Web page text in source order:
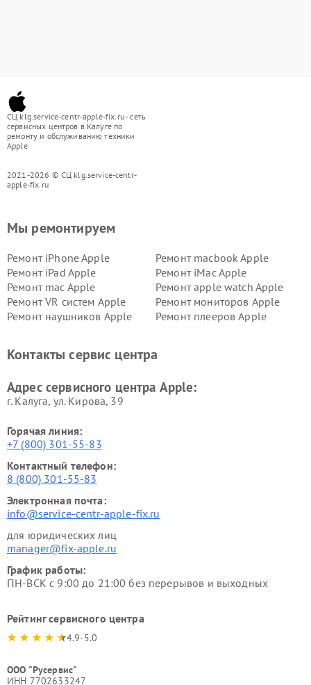
СЦ klg.service-centr-apple-fix.ru - сеть
сервисных центров в Калуге по
ремонту и обслуживанию техники
Apple
2021-2026 © СЦ klg.service-centr-
apple-fix.ru
Мы ремонтируем
Ремонт iPhone Apple
Ремонт macbook Apple
Ремонт iPad Apple
Ремонт iMac Apple
Ремонт mac Apple
Ремонт apple watch Apple
Ремонт VR систем Apple
Ремонт мониторов Apple
Ремонт наушников Apple
Ремонт плееров Apple
Контакты сервис центра
Адрес сервисного центра Apple:
г. Калуга, ул. Кирова, 39
Горячая линия:
+7 (800) 301-55-83
Контактный телефон:
8 (800) 301-55-83
Электронная почта:
info@service-centr-apple-fix.ru
для юридических лиц
manager@fix-apple.ru
График работы:
ПН-ВСК с 9:00 до 21:00 без перерывов и выходных
Рейтинг сервисного центра
4.9-5.0
ООО "Русервис"
ИНН 7702633247